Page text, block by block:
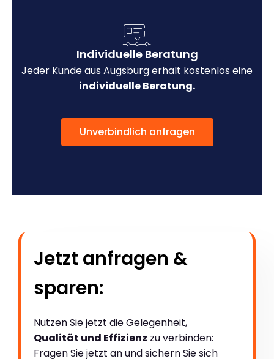
Individuelle Beratung
Jeder Kunde aus Augsburg erhält kostenlos eine
individuelle Beratung.
Unverbindlich anfragen
Jetzt anfragen &
sparen:
Nutzen Sie jetzt die Gelegenheit,
Qualität und Effizienz zu verbinden:
Fragen Sie jetzt an und sichern Sie sich